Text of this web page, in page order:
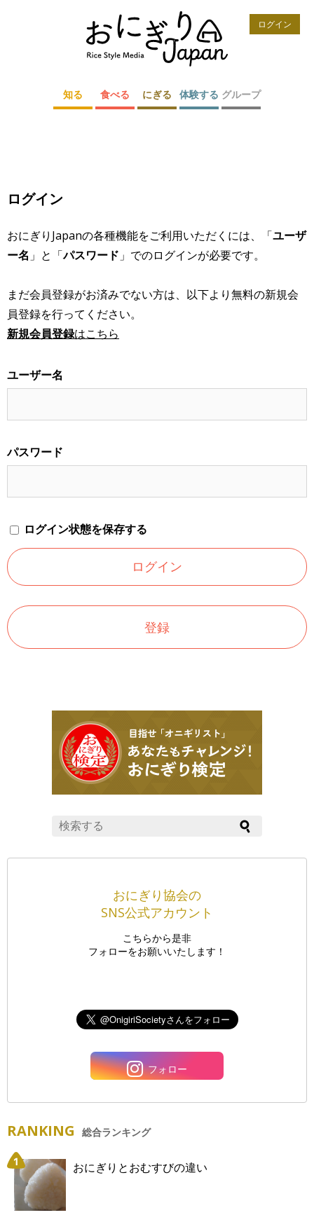
ログイン
知る 食べる にぎる 体験する グループ
ログイン
おにぎりJapanの各種機能をご利用いただくには、「ユーザ
ー名 」と「パスワード 」でのログインが必要です。
まだ会員登録がお済みでない方は、以下より無料の新規会
員登録を行ってください。
新規会員登録はこちら
ユーザー名
パスワード
ログイン状態を保存する
登録
おにぎり協会の
SNS公式アカウント
こちらから是非
フォローをお願いいたします！
フォロー
RANKING 総合ランキング
おにぎりとおむすびの違い